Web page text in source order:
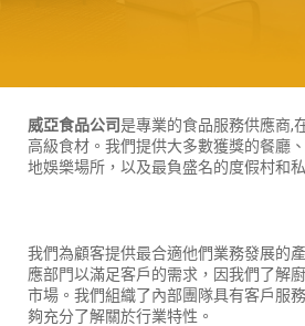
威亞食品公司是專業的食品服務供應商,
高級食材。我們提供大多數獲獎的餐廳
地娛樂場所，以及最負盛名的度假村和
我們為顧客提供最合適他們業務發展的
應部門以滿足客戶的需求，因我們了解
市場。我們組織了內部團隊具有客戶服
夠充分了解關於行業特性。